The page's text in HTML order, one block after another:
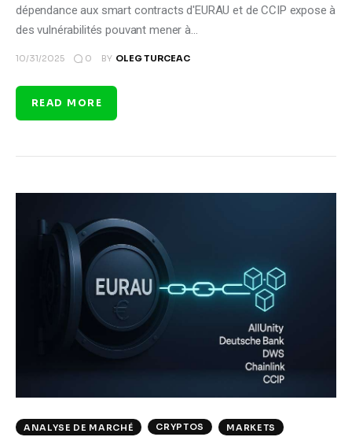
dépendance aux smart contracts d'EURAU et de CCIP expose à
des vulnérabilités pouvant mener à…
10/31/2025 0 BY OLEG TURCEAC
READ MORE
ANALYSE DE MARCHÉ CRYPTOS MARKETS